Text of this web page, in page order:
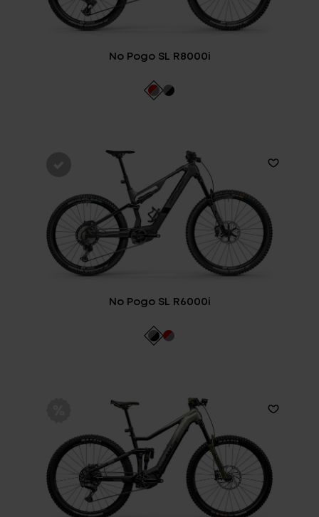
No Pogo SL R8000i
No Pogo SL R6000i